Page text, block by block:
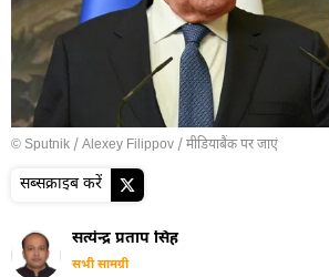
© Sputnik / Alexey Filippov /मीडियाबैंक पर जाएं
सब्सक्राइब करें
सत्येन्द्र प्रताप सिंह
सभी सामग्री